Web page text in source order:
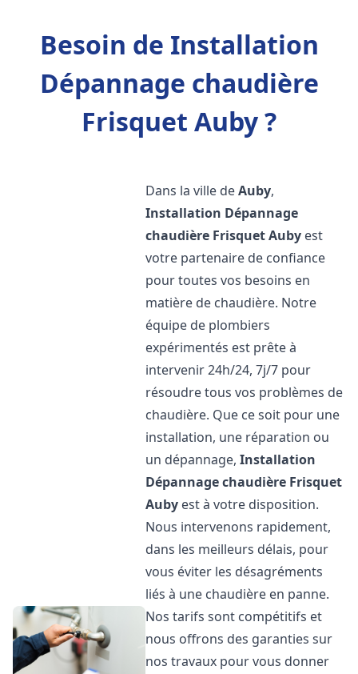
Besoin de Installation
Dépannage chaudière
Frisquet Auby ?
Dans la ville deAuby,
Installation Dépannage
chaudière FrisquetAuby est
votre partenaire de confiance
pour toutes vos besoins en
matière de chaudière. Notre
équipe de plombiers
expérimentés est prête à
intervenir 24h/24, 7j/7 pour
résoudre tous vos problèmes de
chaudière. Que ce soit pour une
installation, une réparation ou
un dépannage,Installation
Dépannage chaudière Frisquet
Auby est à votre disposition.
Nous intervenons rapidement,
dans les meilleurs délais, pour
vous éviter les désagréments
liés à une chaudière en panne.
Nos tarifs sont compétitifs et
nous offrons des garanties sur
nos travaux pour vous donner